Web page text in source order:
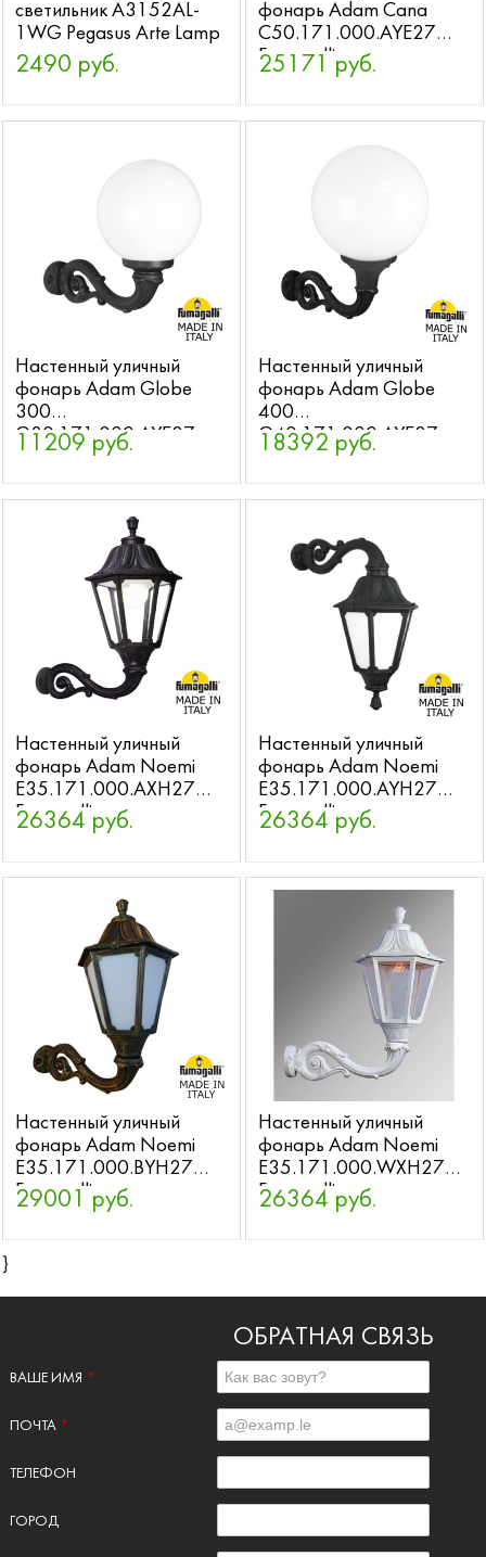
светильник A3152AL-
1WG Pegasus Arte Lamp
2490 руб.
фонарь Adam Cana
C50.171.000.AYE27
Fumagalli
25171 руб.
Настенный уличный
фонарь Adam Globe
300
G30.171.000.AYE27
11209 руб.
Настенный уличный
фонарь Adam Globe
400
G40.171.000.AYE27
18392 руб.
Настенный уличный
фонарь Adam Noemi
E35.171.000.AXH27
Fumagalli
26364 руб.
Настенный уличный
фонарь Adam Noemi
E35.171.000.AYH27
Fumagalli
26364 руб.
Настенный уличный
фонарь Adam Noemi
E35.171.000.BYH27
Fumagalli
29001 руб.
Настенный уличный
фонарь Adam Noemi
E35.171.000.WXH27
Fumagalli
26364 руб.
}
ОБРАТНАЯ СВЯЗЬ
ВАШЕ ИМЯ *
ПОЧТА *
ТЕЛЕФОН
ГОРОД